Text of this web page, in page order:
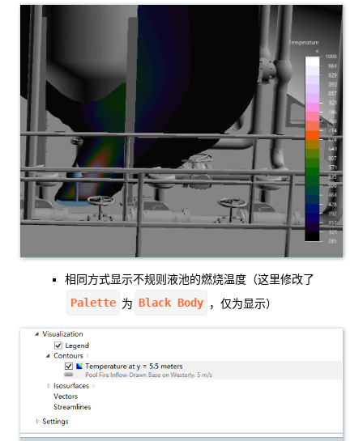
相同方式显示不规则液池的燃烧温度（这里修改了
Palette 为 Black Body ，仅为显示）